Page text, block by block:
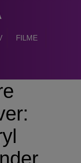
FILME